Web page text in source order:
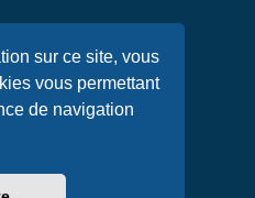
sur ce site, vous
vous permettant
de navigation